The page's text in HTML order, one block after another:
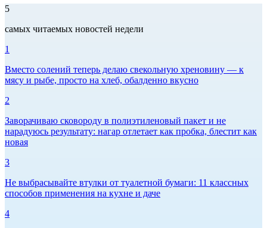
5
самых читаемых новостей недели
1
Вместо солений теперь делаю свекольную хреновину — к
мясу и рыбе, просто на хлеб, обалденно вкусно
2
Заворачиваю сковороду в полиэтиленовый пакет и не
нарадуюсь результату: нагар отлетает как пробка, блестит как
новая
3
Не выбрасывайте втулки от туалетной бумаги: 11 классных
способов применения на кухне и даче
4